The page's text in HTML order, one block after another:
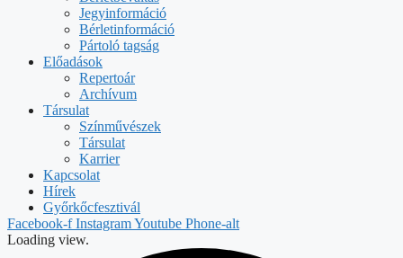
Jegyinformáció
Bérletinformáció
Pártoló tagság
Előadások
Repertoár
Archívum
Társulat
Színművészek
Társulat
Karrier
Kapcsolat
Hírek
Győrkőcfesztivál
Facebook-f InstagramYoutube Phone-alt
Loading view.